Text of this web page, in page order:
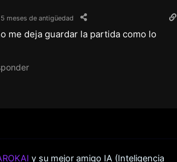
5 meses de antigüedad
me deja guardar la partida como lo
y su mejor amigo IA (Inteligencia